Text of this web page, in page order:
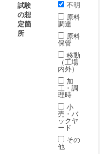
試験
の想
定箇
所
不明
原料
調達
原料
保管
移動
（工場
内外）
加
工・調
理時
小
売・バ
ックヤ
ード
その
他